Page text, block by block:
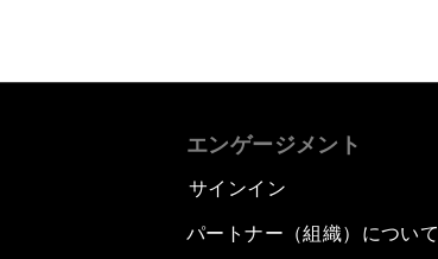
エンゲージメント
サインイン
パートナー（組織）について